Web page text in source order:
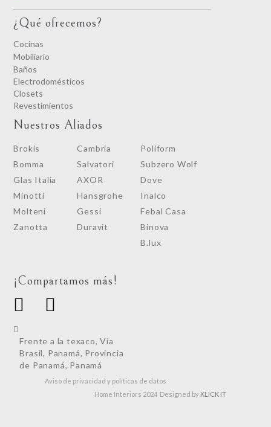
¿Qué ofrecemos?
Cocinas
Mobiliario
Baños
Electrodomésticos
Closets
Revestimientos
Nuestros Aliados
Brokis
Bomma
Glas Italia
Minotti
Molteni
Zanotta
Cambria
Salvatori
AXOR
Hansgrohe
Gessi
Duravit
Poliform
Subzero Wolf
Dove
Inalco
Febal Casa
Binova
B.lux
¡Compartamos más!
Frente a la texaco, Vía
Brasil, Panamá, Provincia
de Panamá, Panamá
Aviso de privacidad y políticas de datos
Home Interiors 2024 Designed by KLICK IT